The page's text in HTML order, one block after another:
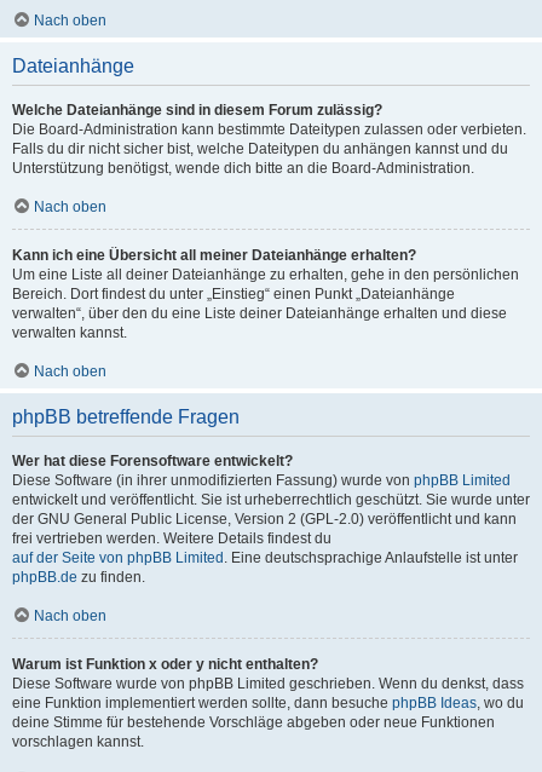
Nach oben
Dateianhänge
Welche Dateianhänge sind in diesem Forum zulässig?
Die Board-Administration kann bestimmte Dateitypen zulassen oder verbieten.
Falls du dir nicht sicher bist, welche Dateitypen du anhängen kannst und du
Unterstützung benötigst, wende dich bitte an die Board-Administration.
Nach oben
Kann ich eine Übersicht all meiner Dateianhänge erhalten?
Um eine Liste all deiner Dateianhänge zu erhalten, gehe in den persönlichen
Bereich. Dort findest du unter „Einstieg“ einen Punkt „Dateianhänge
verwalten“, über den du eine Liste deiner Dateianhänge erhalten und diese
verwalten kannst.
Nach oben
phpBB betreffende Fragen
Wer hat diese Forensoftware entwickelt?
Diese Software (in ihrer unmodifizierten Fassung) wurde von phpBB Limited
entwickelt und veröffentlicht. Sie ist urheberrechtlich geschützt. Sie wurde unter
der GNU General Public License, Version 2 (GPL-2.0) veröffentlicht und kann
frei vertrieben werden. Weitere Details findest du
auf der Seite von phpBB Limited . Eine deutschsprachige Anlaufstelle ist unter
phpBB.de zu finden.
Nach oben
Warum ist Funktion x oder y nicht enthalten?
Diese Software wurde von phpBB Limited geschrieben. Wenn du denkst, dass
eine Funktion implementiert werden sollte, dann besuche phpBB Ideas, wo du
deine Stimme für bestehende Vorschläge abgeben oder neue Funktionen
vorschlagen kannst.